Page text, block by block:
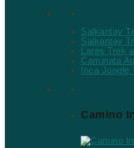
Salkantay
Salkantay
Lares Trek
Caminata
Inca
Camino